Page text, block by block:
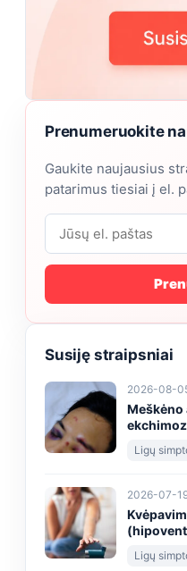
Prenumeruokite
Gaukite naujausius
patarimus tiesiai į el.
Susiję straipsniai
2026-08-
Ligų
2026-07-
Ligų